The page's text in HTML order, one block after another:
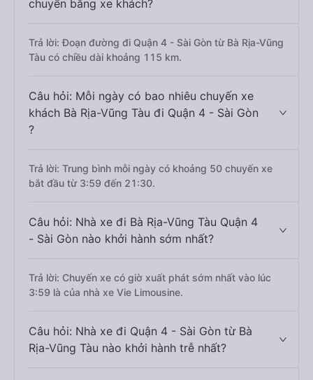
chuyển bằng xe khách?
Trả lời: Đoạn đường đi Quận 4 - Sài Gòn từ Bà Rịa-Vũng
Tàu có chiều dài khoảng 115 km.
Câu hỏi: Mỗi ngày có bao nhiêu chuyến xe
khách Bà Rịa-Vũng Tàu đi Quận 4 - Sài Gòn
?
Trả lời: Trung bình mỗi ngày có khoảng 50 chuyến xe
bắt đầu từ 3:59 đến 21:30.
Câu hỏi: Nhà xe đi Bà Rịa-Vũng Tàu Quận 4
- Sài Gòn nào khởi hành sớm nhất?
Trả lời: Chuyến xe có giờ xuất phát sớm nhất vào lúc
3:59 là của nhà xe Vie Limousine.
Câu hỏi: Nhà xe đi Quận 4 - Sài Gòn từ Bà
Rịa-Vũng Tàu nào khởi hành trễ nhất?